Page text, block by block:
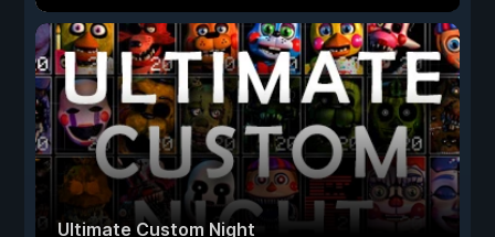
Ultimate Custom Night